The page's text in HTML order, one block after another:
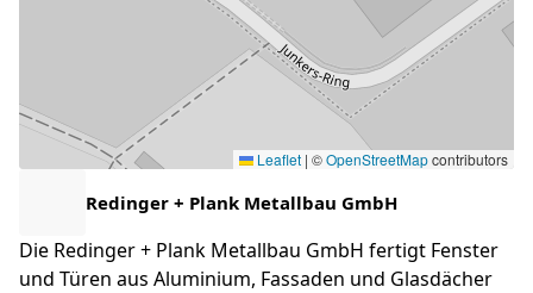
Leaflet | ©OpenStreetMapcontributors
Redinger + Plank Metallbau GmbH
Die Redinger + Plank Metallbau GmbH fertigt Fenster
und Türen aus Aluminium, Fassaden und Glasdächer